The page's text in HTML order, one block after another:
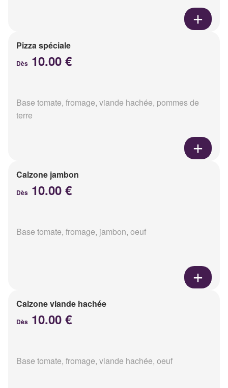
Pizza spéciale
Dès 10.00 €
Base tomate, fromage, viande hachée, pommes de
terre
Calzone jambon
Dès 10.00 €
Base tomate, fromage, jambon, oeuf
Calzone viande hachée
Dès 10.00 €
Base tomate, fromage, viande hachée, oeuf